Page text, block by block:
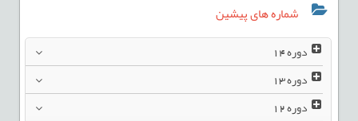
شماره های پیشین
دوره14
دوره13
دوره12